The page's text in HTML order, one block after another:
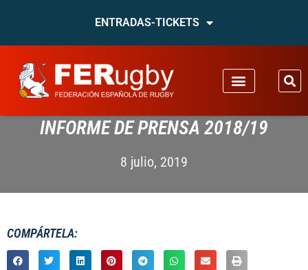
ENTRADAS-TICKETS
INFORME DE PRENSA 2018/19
8 julio, 2019
COMPÁRTELA: